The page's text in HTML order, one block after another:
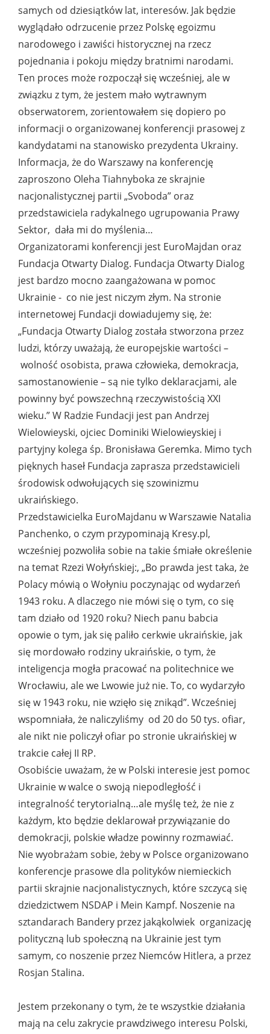
samych od dziesiątków lat, interesów. Jak będzie
wyglądało odrzucenie przez Polskę egoizmu
narodowego i zawiści historycznej na rzecz
pojednania i pokoju między bratnimi narodami.
Ten proces może rozpoczął się wcześniej, ale w
związku z tym, że jestem mało wytrawnym
obserwatorem, zorientowałem się dopiero po
informacji o organizowanej konferencji prasowej z
kandydatami na stanowisko prezydenta Ukrainy.
Informacja, że do Warszawy na konferencję
zaproszono Oleha Tiahnyboka ze skrajnie
nacjonalistycznej partii „Svoboda” oraz
przedstawiciela radykalnego ugrupowania Prawy
Sektor, dała mi do myślenia…
Organizatorami konferencji jest EuroMajdan oraz
Fundacja Otwarty Dialog. Fundacja Otwarty Dialog
jest bardzo mocno zaangażowana w pomoc
Ukrainie - co nie jest niczym złym. Na stronie
internetowej Fundacji dowiadujemy się, że:
„Fundacja Otwarty Dialog została stworzona przez
ludzi, którzy uważają, że europejskie wartości –
wolność osobista, prawa człowieka, demokracja,
samostanowienie – są nie tylko deklaracjami, ale
powinny być powszechną rzeczywistością XXI
wieku.” W Radzie Fundacji jest pan Andrzej
Wielowieyski, ojciec Dominiki Wielowieyskiej i
partyjny kolega śp. Bronisława Geremka. Mimo tych
pięknych haseł Fundacja zaprasza przedstawicieli
środowisk odwołujących się szowinizmu
ukraińskiego.
Przedstawicielka EuroMajdanu w Warszawie Natalia
Panchenko, o czym przypominają Kresy.pl,
wcześniej pozwoliła sobie na takie śmiałe określenie
na temat Rzezi Wołyńskiej:, „Bo prawda jest taka, że
Polacy mówią o Wołyniu poczynając od wydarzeń
1943 roku. A dlaczego nie mówi się o tym, co się
tam działo od 1920 roku? Niech panu babcia
opowie o tym, jak się paliło cerkwie ukraińskie, jak
się mordowało rodziny ukraińskie, o tym, że
inteligencja mogła pracować na politechnice we
Wrocławiu, ale we Lwowie już nie. To, co wydarzyło
się w 1943 roku, nie wzięło się znikąd”. Wcześniej
wspomniała, że naliczyliśmy od 20 do 50 tys. ofiar,
ale nikt nie policzył ofiar po stronie ukraińskiej w
trakcie całej II RP.
Osobiście uważam, że w Polski interesie jest pomoc
Ukrainie w walce o swoją niepodległość i
integralność terytorialną…ale myślę też, że nie z
każdym, kto będzie deklarował przywiązanie do
demokracji, polskie władze powinny rozmawiać.
Nie wyobrażam sobie, żeby w Polsce organizowano
konferencje prasowe dla polityków niemieckich
partii skrajnie nacjonalistycznych, które szczycą się
dziedzictwem NSDAP i Mein Kampf. Noszenie na
sztandarach Bandery przez jakąkolwiek organizację
polityczną lub społeczną na Ukrainie jest tym
samym, co noszenie przez Niemców Hitlera, a przez
Rosjan Stalina.
Jestem przekonany o tym, że te wszystkie działania
mają na celu zakrycie prawdziwego interesu Polski,